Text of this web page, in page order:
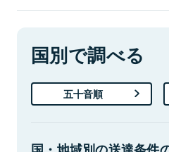
国別で調べる
五十音順